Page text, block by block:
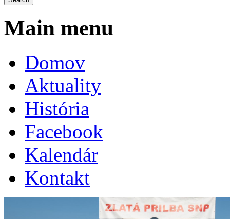
Main menu
Domov
Aktuality
História
Facebook
Kalendár
Kontakt